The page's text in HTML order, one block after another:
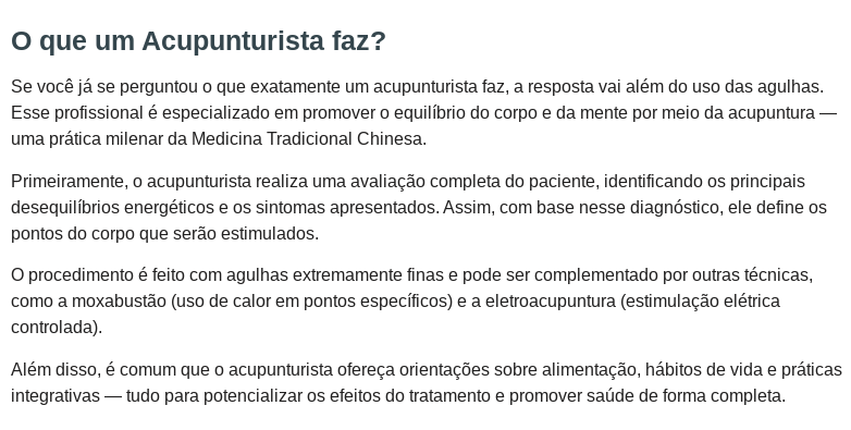
O que um Acupunturista faz?
Se você já se perguntou o que exatamente um acupunturista faz, a resposta vai além do uso das agulhas.
Esse profissional é especializado em promover o equilíbrio do corpo e da mente por meio da acupuntura —
uma prática milenar da Medicina Tradicional Chinesa.
Primeiramente, o acupunturista realiza uma avaliação completa do paciente, identificando os principais
desequilíbrios energéticos e os sintomas apresentados. Assim, com base nesse diagnóstico, ele define os
pontos do corpo que serão estimulados.
O procedimento é feito com agulhas extremamente finas e pode ser complementado por outras técnicas,
como a moxabustão (uso de calor em pontos específicos) e a eletroacupuntura (estimulação elétrica
controlada).
Além disso, é comum que o acupunturista ofereça orientações sobre alimentação, hábitos de vida e práticas
integrativas — tudo para potencializar os efeitos do tratamento e promover saúde de forma completa.